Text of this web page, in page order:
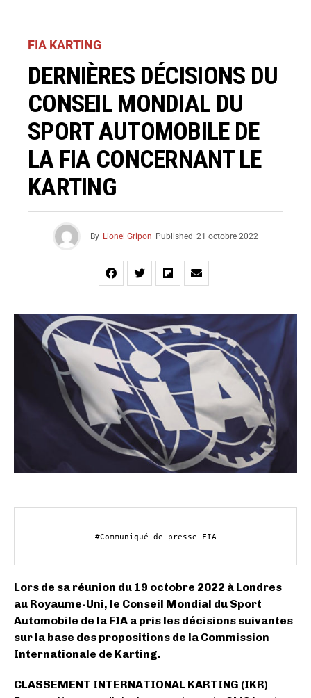
FIA KARTING
DERNIÈRES DÉCISIONS DU
CONSEIL MONDIAL DU
SPORT AUTOMOBILE DE
LA FIA CONCERNANT LE
KARTING
By Lionel Gripon Published 21 octobre 2022
Lors de sa réunion du 19 octobre 2022 à Londres
au Royaume-Uni, le Conseil Mondial du Sport
Automobile de la FIA a pris les décisions suivantes
sur la base des propositions de la Commission
Internationale de Karting.
CLASSEMENT INTERNATIONAL KARTING (IKR)